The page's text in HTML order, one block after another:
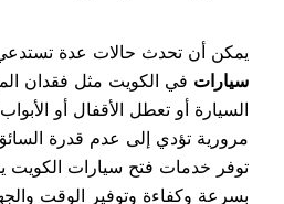
يمكن أن تحدث حالات عدة
سيارات في الكويت مثل فقدان
السيارة أو تعطل الأقفال أو
مرورية تؤدي إلى عدم قدرة
توفر خدمات فتح سيارات الكويت
بسرعة وكفاءة وتوفير الوقت